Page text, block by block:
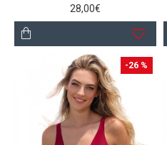
28,00€
-26 %